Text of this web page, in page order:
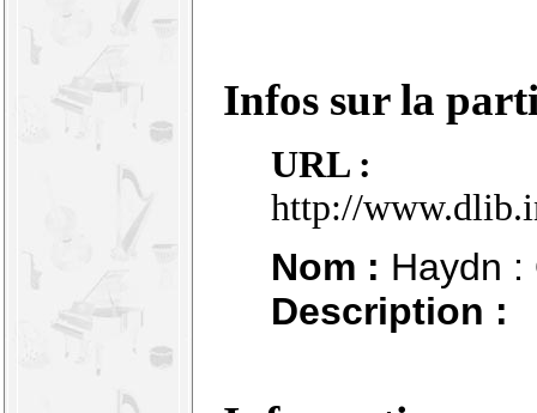
Infos sur la
URL :
http://
Nom : Haydn :
Description :